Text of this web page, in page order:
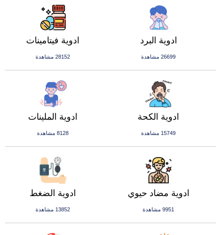
ادوية فيتامينات
28152 مشاهدة
ادوية البرد
26699 مشاهدة
ادوية الملينات
8128 مشاهدة
ادوية الكحة
15749 مشاهدة
ادوية الضغط
13852 مشاهدة
ادوية مضاد حيوي
9951 مشاهدة